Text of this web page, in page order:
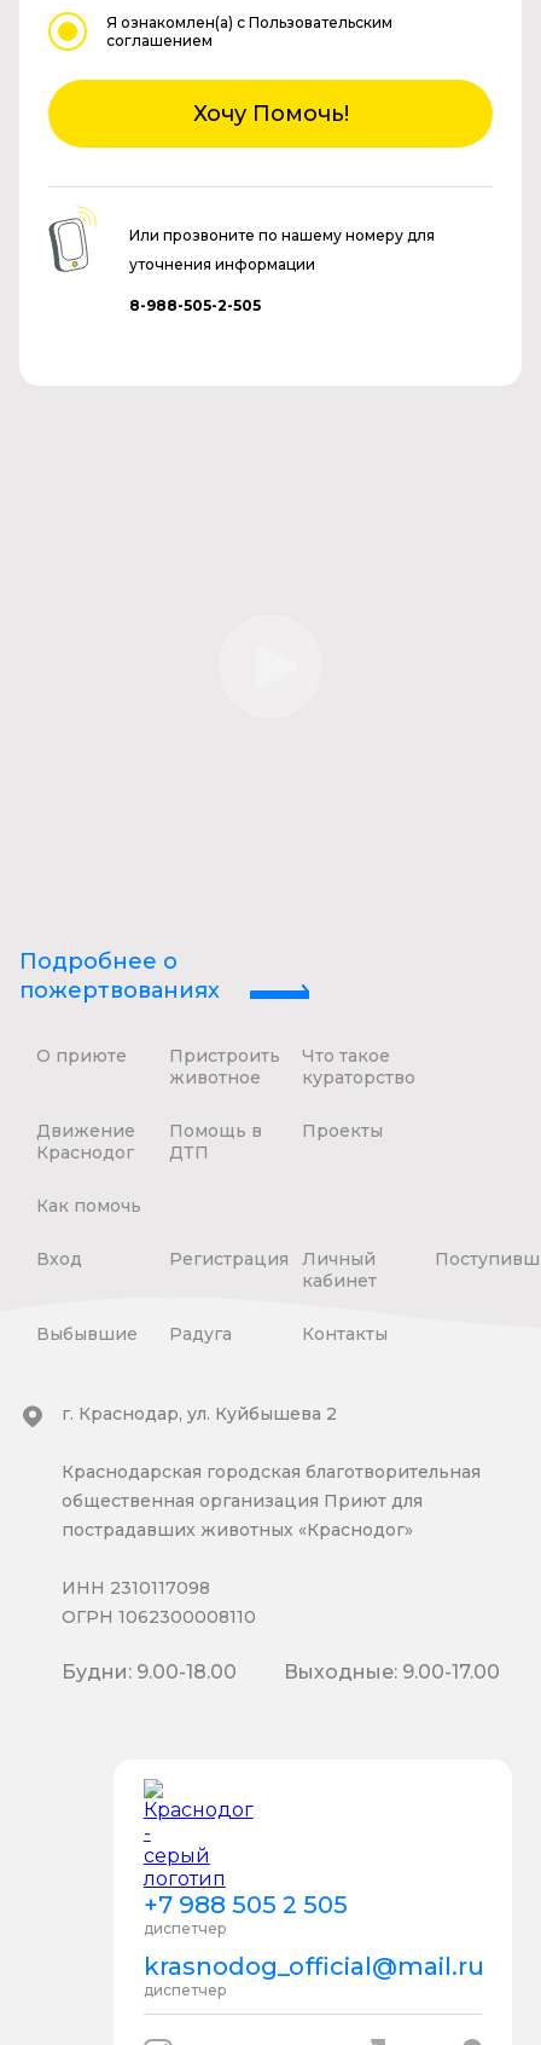
Я ознакомлен(а) с Пользовательским
соглашением
Хочу Помочь!
Или прозвоните по нашему номеру для
уточнения информации
8-988-505-2-505
Подробнее о
пожертвованиях
О приюте
Пристроить
животное
Что такое
кураторство
Движение
Краснодог
Помощь в
ДТП
Проекты
Как помочь
Вход Регистрация
Личный
кабинет
Выбывшие Радуга Контакты
+7 988 505 2 505
диспетчер
krasnodog_official@mail.ru
диспетчер
г. Краснодар, ул. Куйбышева 2
Краснодарская городская благотворительная
общественная организация Приют для
пострадавших животных «Краснодог»
ИНН 2310117098
ОГРН 1062300008110
Будни: 9.00-18.00 Выходные: 9.00-17.00